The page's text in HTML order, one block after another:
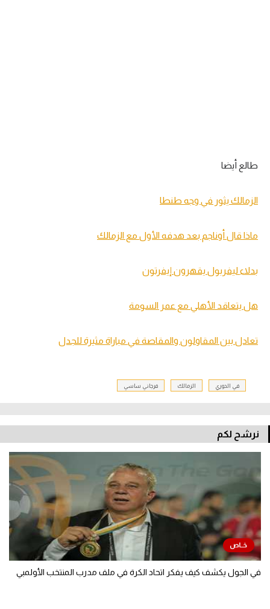
طالع أيضا
الزمالك يثور في وجه طنطا
ماذا قال أوناجم بعد هدفه الأول مع الزمالك
بدلاء ليفربول يقهرون إيفرتون
هل يتعاقد الأهلي مع عمر السومة
تعادل بين المقاولون والمقاصة في مباراة مثيرة للجدل
في الدوري الزمالك فرجاني ساسي
نرشح لكم
في الجول يكشف كيف يفكر اتحاد الكرة في ملف مدرب المنتخب الأولمبي